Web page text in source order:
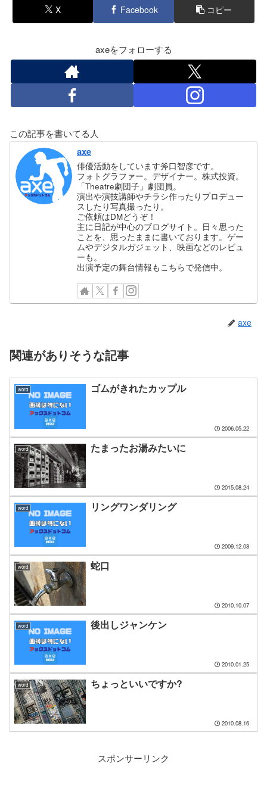
X Facebook コピー
axeをフォローする
この記事を書いてる人
axe
俳優活動をしています斧口智彦です。
フォトグラファー。デザイナー。株式投資。
「Theatre劇団子」劇団員。
演出や演技講師やチラシ作ったりプロデュー
スしたり写真撮ったり。
ご依頼はDMどうぞ！
主に日記が中心のブログサイト。日々思った
ことを、思ったままに書いております。ゲー
ムやデジタルガジェット、映画などのレビュ
ーも。
出演予定の舞台情報もこちらで発信中。
axe
関連がありそうな記事
word ゴムがきれたカップル
2006.05.22
word たまったお湯みたいに
2015.08.24
word リングワンダリング
2009.12.08
word 蛇口
2010.10.07
word 後出しジャンケン
2010.01.25
word ちょっといいですか?
2010.08.16
スポンサーリンク